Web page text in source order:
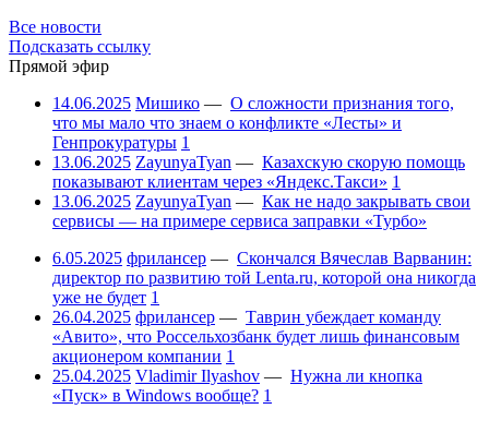
Все новости
Подсказать ссылку
Прямой эфир
14.06.2025 Мишико — О сложности признания того,
что мы мало что знаем о конфликте «Лесты» и
Генпрокуратуры 1
13.06.2025 ZayunyaTyan — Казахскую скорую помощь
показывают клиентам через «Яндекс.Такси» 1
13.06.2025 ZayunyaTyan — Как не надо закрывать свои
сервисы — на примере сервиса заправки «Турбо»
6.05.2025 фрилансер — Скончался Вячеслав Варванин:
директор по развитию той Lenta.ru, которой она никогда
уже не будет 1
26.04.2025 фрилансер — Таврин убеждает команду
«Авито», что Россельхозбанк будет лишь финансовым
акционером компании 1
25.04.2025 Vladimir Ilyashov — Нужна ли кнопка
«Пуск» в Windows вообще? 1